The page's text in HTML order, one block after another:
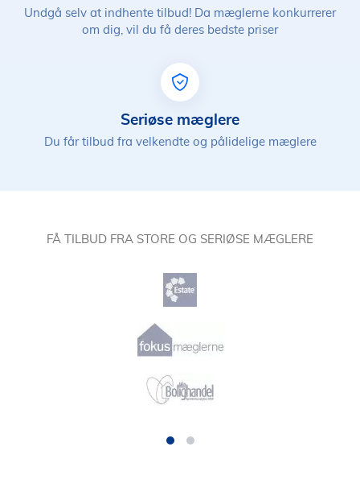
Undgå selv at indhente tilbud! Da mæglerne konkurrerer
om dig, vil du få deres bedste priser
Seriøse mæglere
Du får tilbud fra velkendte og pålidelige mæglere
FÅ TILBUD FRA STORE OG SERIØSE MÆGLERE